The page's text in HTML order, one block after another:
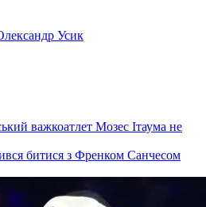
Усик
битися з Френком Санчесом